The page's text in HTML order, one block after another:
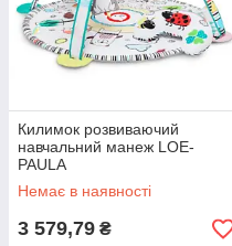
Килимок розвиваючий
навчальний манеж LOE-
PAULA
Немає в наявності
3 579,79 ₴